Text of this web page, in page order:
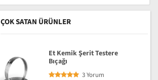
ÇOK SATAN ÜRÜNLER
Et Kemik Şerit Testere
Bıçağı
3 Yorum